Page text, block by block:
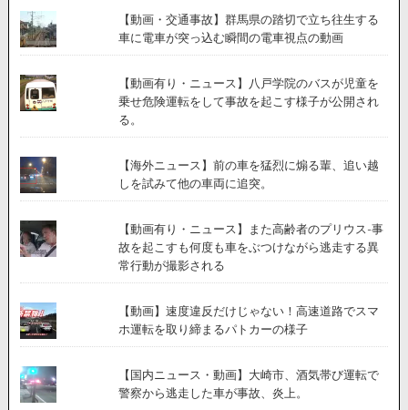
【動画・交通事故】群馬県の踏切で立ち往生する
車に電車が突っ込む瞬間の電車視点の動画
【動画有り・ニュース】八戸学院のバスが児童を
乗せ危険運転をして事故を起こす様子が公開され
る。
【海外ニュース】前の車を猛烈に煽る輩、追い越
しを試みて他の車両に追突。
【動画有り・ニュース】また高齢者のプリウス-事
故を起こすも何度も車をぶつけながら逃走する異
常行動が撮影される
【動画】速度違反だけじゃない！高速道路でスマ
ホ運転を取り締まるパトカーの様子
【国内ニュース・動画】大崎市、酒気帯び運転で
警察から逃走した車が事故、炎上。